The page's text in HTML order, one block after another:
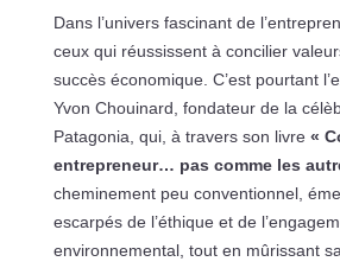
Dans l’univers fascinant de
ceux qui réussissent à concilier
succès économique. C’est pourtant
Yvon Chouinard, fondateur de la
Patagonia, qui, à travers son livre «
entrepreneur… pas comme les
cheminement peu conventionnel,
escarpés de l’éthique et de
environnemental, tout en mûrissant